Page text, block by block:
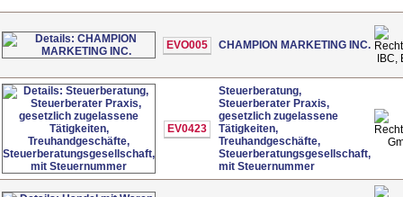
EVO005
CHAMPION MARKETING INC.
IBC,
EV0423
Steuerberatung,
Steuerberater Praxis,
gesetzlich zugelassene
Tätigkeiten,
Treuhandgeschäfte,
Steuerberatungsgesellschaft,
mit Steuernummer